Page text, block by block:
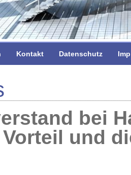
Kontakt Datenschutz
bei
und